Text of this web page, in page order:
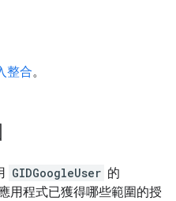
整合。
GIDGoogleUser 的
用程式已獲得哪些範圍的授